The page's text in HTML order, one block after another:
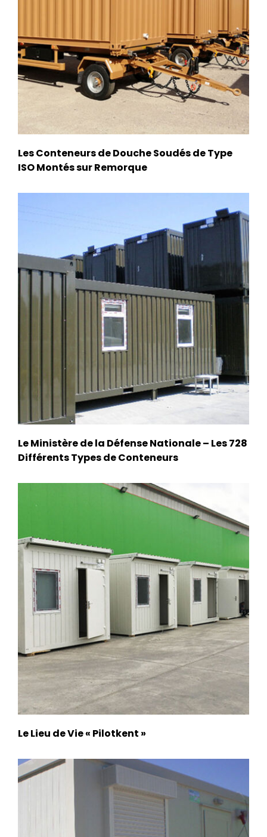
Les Conteneurs de Douche Soudés de Type
ISO Montés sur Remorque
Le Ministère de la Défense Nationale – Les 728
Différents Types de Conteneurs
Le Lieu de Vie « Pilotkent »